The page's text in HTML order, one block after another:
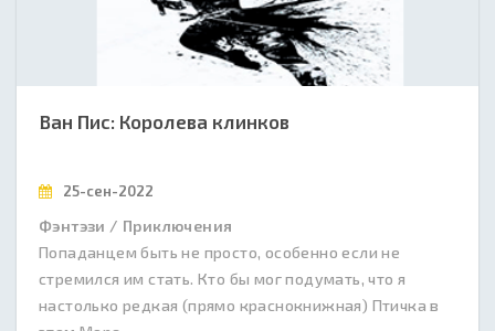
Ван Пис: Королева клинков
25-сен-2022
Фэнтэзи / Приключения
Попаданцем быть не просто, особенно если не
стремился им стать. Кто бы мог подумать, что я
настолько редкая (прямо краснокнижная) Птичка в